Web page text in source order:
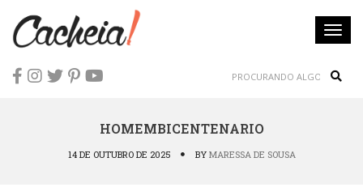
HOMEMBICENTENARIO
14 DE OUTUBRO DE 2025 BY MARESSA DE SOUSA